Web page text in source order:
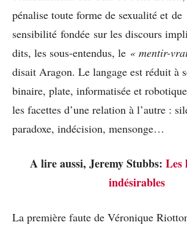
pénalise toute forme de sexualité et de
sensibilité fondée sur les discours
dits, les sous-entendus, le « mentir-
disait Aragon. Le langage est réduit à
binaire, plate, informatisée et
les facettes d’une relation à l’autre :
paradoxe, indécision, mensonge…
A lire aussi, Jeremy Stubbs: Les
indésirables
La première faute de Véronique